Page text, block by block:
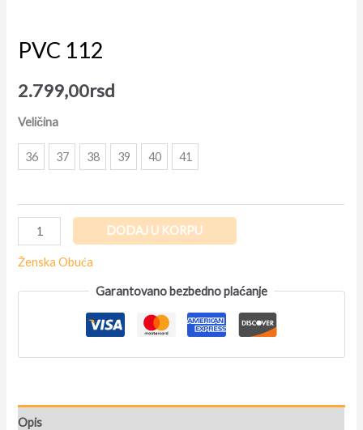
PVC 112
2.799,00rsd
Veličina
36 37 38 39 40 41
DODAJ U KORPU
Ženska Obuća
Garantovano bezbedno plaćanje
Opis